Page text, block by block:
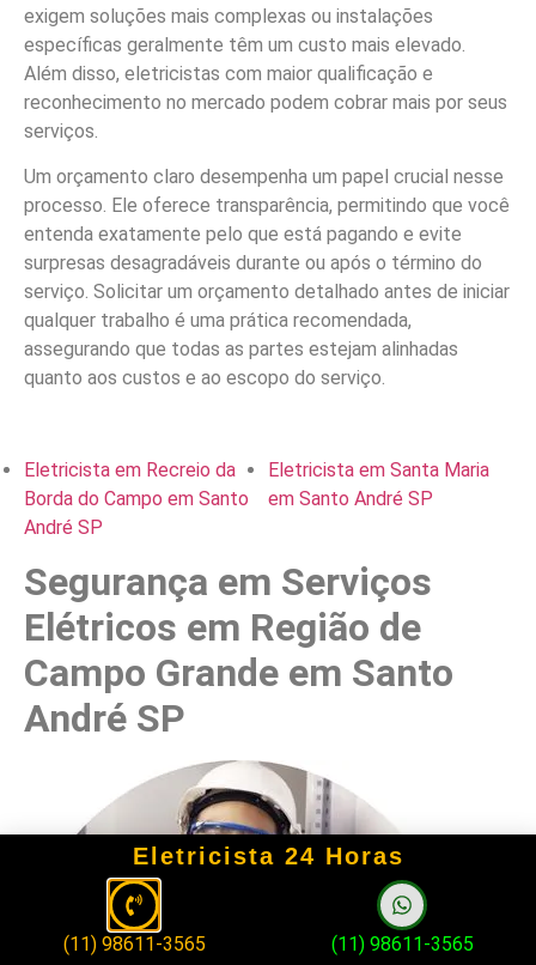
exigem soluções mais complexas ou instalações
específicas geralmente têm um custo mais elevado.
Além disso, eletricistas com maior qualificação e
reconhecimento no mercado podem cobrar mais por seus
serviços.
Um orçamento claro desempenha um papel crucial nesse
processo. Ele oferece transparência, permitindo que você
entenda exatamente pelo que está pagando e evite
surpresas desagradáveis durante ou após o término do
serviço. Solicitar um orçamento detalhado antes de iniciar
qualquer trabalho é uma prática recomendada,
assegurando que todas as partes estejam alinhadas
quanto aos custos e ao escopo do serviço.
Eletricista em Recreio da
Borda do Campo em Santo
André SP
Eletricista em Santa Maria
em Santo André SP
Segurança em Serviços
Elétricos em Região de
Campo Grande em Santo
André SP
Eletricista 24 Horas
(11) 98611-3565 (11) 98611-3565